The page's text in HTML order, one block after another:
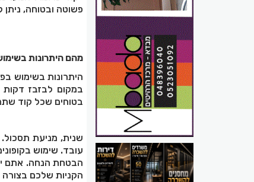
פשוטה ובטוחה, ניתן
מהם היתרונות
היתרונות בשימוש
במקום לבזבז דקות
בטוחים שכל קוד
שנית, מניעת
עובד. שימוש
הבטחת הנחה. אתם
הקניות שלכם בצורה